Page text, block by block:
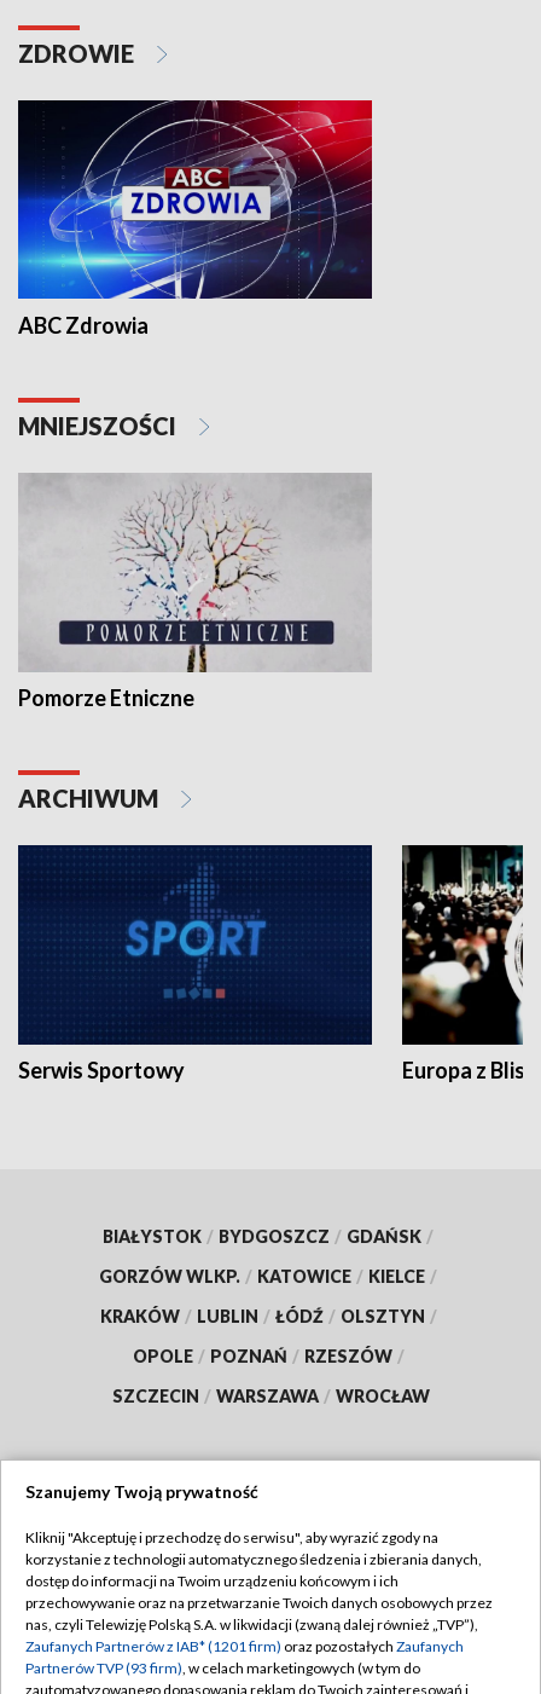
ZDROWIE
ABC Zdrowia
MNIEJSZOŚCI
Pomorze Etniczne
ARCHIWUM
Serwis Sportowy Europa z
BIAŁYSTOK / BYDGOSZCZ / GDAŃSK /
GORZÓW WLKP. / KATOWICE / KIELCE /
KRAKÓW / LUBLIN / ŁÓDŹ / OLSZTYN /
OPOLE / POZNAŃ / RZESZÓW /
SZCZECIN / WARSZAWA / WROCŁAW
TVP
Abonament TVP
Emisja w TVP
Centrum informacji TVP
Regulamin TVP
Polityka prywatności
Moje zgody
Szanujemy Twoją prywatność
Kliknij "Akceptuję i przechodzę do serwisu", aby wyrazić zgody na
korzystanie z technologii automatycznego śledzenia i zbierania danych,
dostęp do informacji na Twoim urządzeniu końcowym i ich
przechowywanie oraz na przetwarzanie Twoich danych osobowych przez
nas, czyli Telewizję Polską S.A. w likwidacji (zwaną dalej również „TVP”),
Zaufanych Partnerów z IAB* (1201 firm) oraz pozostałych Zaufanych
Partnerów TVP (93 firm), w celach marketingowych (w tym do
zautomatyzowanego dopasowania reklam do Twoich zainteresowań i